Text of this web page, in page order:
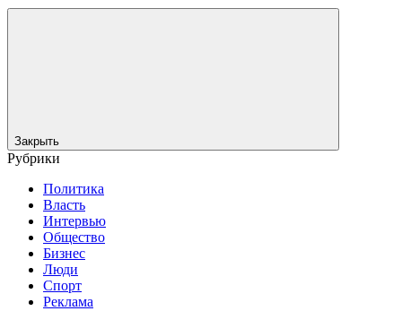
Закрыть
Рубрики
Политика
Власть
Интервью
Общество
Бизнес
Люди
Спорт
Реклама